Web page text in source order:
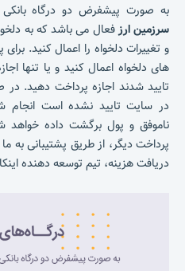
به صورت پیشفرض دو درگاه
سرزمین ارزفعال می باشد که به
و تغییرات دلخواه را اعمال کنید.
های دلخواه اعمال کنید و یا تنها
تایید شدند اجازه پرداخت دهید.
در سایت تایید نشده است انجام
ناموفق و پول برگشت داده
پرداخت دیگر، از طریق پشتیبانی به
دریافت هزینه، تیم توسعه دهنده